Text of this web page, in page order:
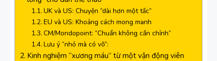
UK và US: Chuyện “dài hơn một tấc”
EU và US: Khoảng cách mong manh
CM/Mondopoint: “Chuẩn không cần chỉnh”
Lưu ý “nhỏ mà có võ”:
Kinh nghiệm “xương máu” từ một vận động viên